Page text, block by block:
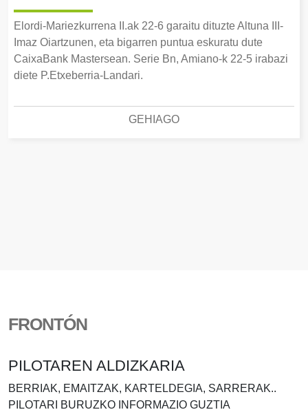
Elordi-Mariezkurrena II.ak 22-6 garaitu dituzte Altuna III-
Imaz Oiartzunen, eta bigarren puntua eskuratu dute
CaixaBank Mastersean. Serie Bn, Amiano-k 22-5 irabazi
diete P.Etxeberria-Landari.
GEHIAGO
FRONTÓN
PILOTAREN ALDIZKARIA
BERRIAK, EMAITZAK, KARTELDEGIA, SARRERAK..
PILOTARI BURUZKO INFORMAZIO GUZTIA